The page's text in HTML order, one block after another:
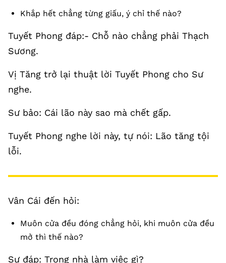
Khắp hết chẳng từng giấu, ý chỉ thế nào?
Tuyết Phong đáp:- Chỗ nào chẳng phải Thạch
Sương.
Vị Tăng trở lại thuật lời Tuyết Phong cho Sư
nghe.
Sư bảo: Cái lão này sao mà chết gấp.
Tuyết Phong nghe lời này, tự nói: Lão tăng tội
lỗi.
Vân Cái đến hỏi:
Muôn cửa đều đóng chẳng hỏi, khi muôn cửa đều
mở thì thế nào?
Sư đáp: Trong nhà làm việc gì?